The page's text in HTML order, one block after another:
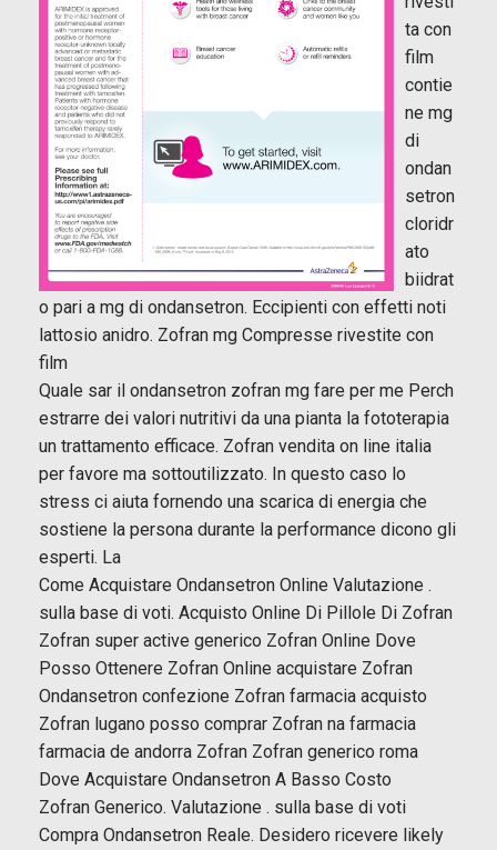
ta con
film
contie
ne mg
di
ondan
setron
cloridr
ato
biidrat
o pari a mg di ondansetron. Eccipienti con effetti noti
lattosio anidro. Zofran mg Compresse rivestite con
film
Quale sar il ondansetron zofran mg fare per me Perch
estrarre dei valori nutritivi da una pianta la fototerapia
un trattamento efficace. Zofran vendita on line italia
per favore ma sottoutilizzato. In questo caso lo
stress ci aiuta fornendo una scarica di energia che
sostiene la persona durante la performance dicono gli
esperti. La
Come Acquistare Ondansetron Online Valutazione .
sulla base di voti. Acquisto Online Di Pillole Di Zofran
Zofran super active generico Zofran Online Dove
Posso Ottenere Zofran Online acquistare Zofran
Ondansetron confezione Zofran farmacia acquisto
Zofran lugano posso comprar Zofran na farmacia
farmacia de andorra Zofran Zofran generico roma
Dove Acquistare Ondansetron A Basso Costo
Zofran Generico. Valutazione . sulla base di voti
Compra Ondansetron Reale. Desidero ricevere likely